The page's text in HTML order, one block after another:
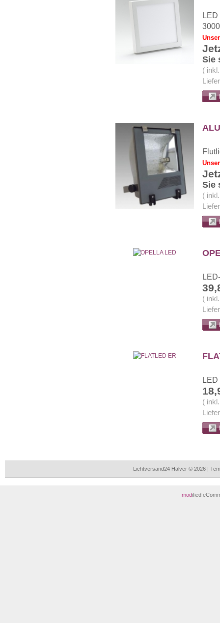
Sie
(
Sie
(
(
(
Lichtversand24 Halver © 2026 |
modified